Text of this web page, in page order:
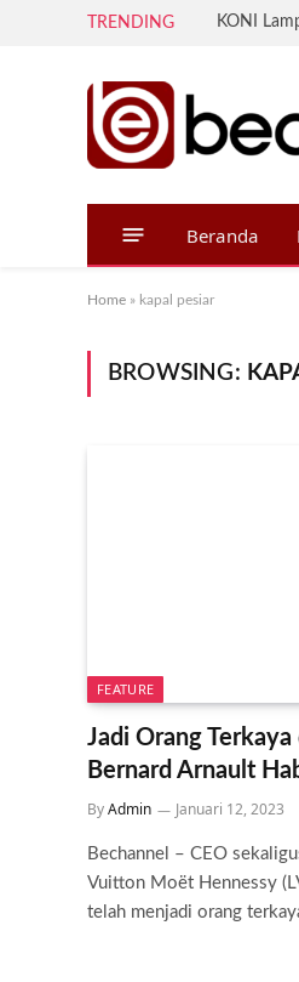
TRENDING
Beranda
Home » kapal pesiar
BROWSING:
FEATURE
Jadi Orang
Bernard Arnault
ByAdmin Januari 12, 2023
Bechannel – CEO
Vuitton Moët Hennessy
telah menjadi orang